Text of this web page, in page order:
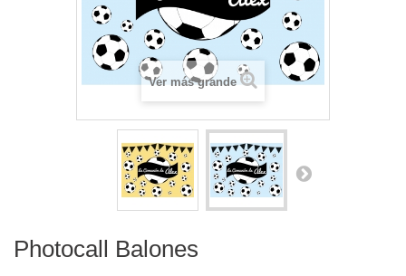
Ver más grande
Photocall Balones